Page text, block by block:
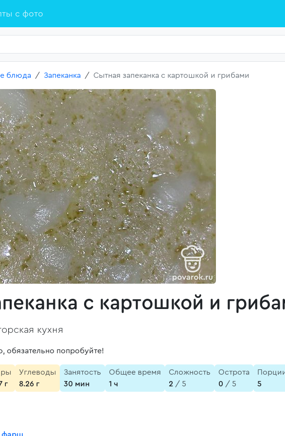
с фото
блюда Запеканка Сытная запеканка с картошкой и грибами
с картошкой и
кухня
обязательно попробуйте!
г
Углеводы
8.26 г
Занятость
30 мин
Общее время
1 ч
Сложность
2 / 5
Острота
0 / 5
5